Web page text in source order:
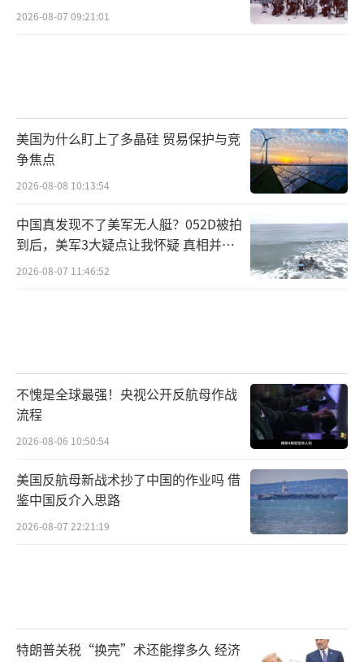
2026-08-07 09:21:01
美国为什么盯上了多晶硅 贸易保护与竞
争焦点
2026-08-08 10:13:54
中国真发现不了美军无人艇？052D被拍
到后，美军3大疑点让我怀疑 真相并非
如此
2026-08-07 11:46:52
不愧是全球最强！央视公开反航母作战
流程
2026-08-06 10:50:54
美国反航母新战术抄了中国的作业吗 借
鉴中国反介入思路
2026-08-07 22:21:19
特朗普关税“换壳”术还能撑多久 经济